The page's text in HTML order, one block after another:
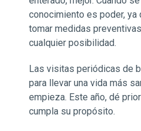
conocimiento es poder, ya
tomar medidas
cualquier posibilidad.
Las visitas periódicas de
para llevar una vida más
empieza. Este año, dé
cumpla su propósito.